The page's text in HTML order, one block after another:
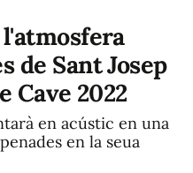
de Sant Josep
Cave 2022
en acústic en una
en la seua